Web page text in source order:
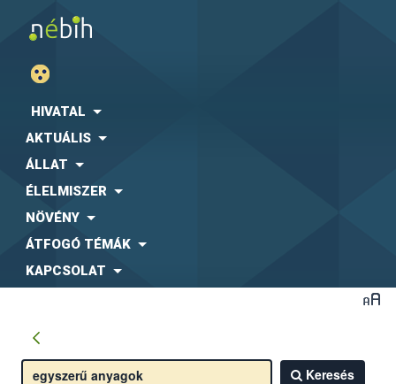
HIVATAL
AKTUÁLIS
ÁLLAT
ÉLELMISZER
NÖVÉNY
ÁTFOGÓ TÉMÁK
KAPCSOLAT
Keresés